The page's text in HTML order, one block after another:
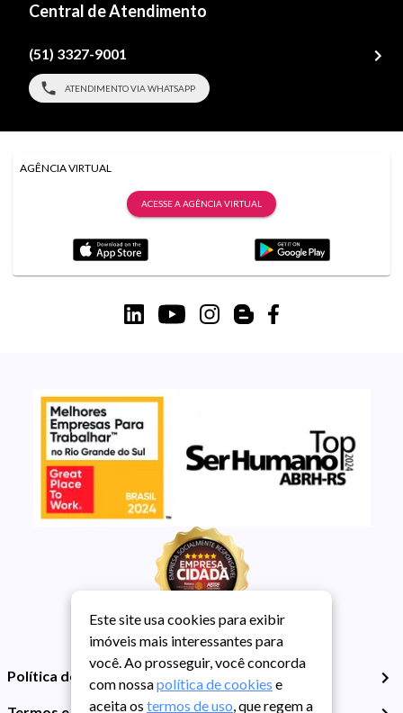
Central de Atendimento
(51) 3327-9001
ATENDIMENTO VIA WHATSAPP
AGÊNCIA VIRTUAL
ACESSE A AGÊNCIA VIRTUAL
Política de Privacidade
Este site usa cookies para exibir
imóveis mais interessantes para
você. Ao prosseguir, você concorda
com nossapolítica de cookies e
aceita os termos de uso, que regem a